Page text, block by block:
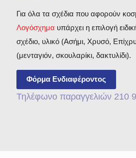
Για όλα τα σχέδια που αφορούν
Λογόσχημα υπάρχει η επιλογή
σχέδιο, υλικό (Ασήμι, Χρυσό,
(μενταγιόν, σκουλαρίκι, δακτυλίδι).
Φόρμα Ενδιαφέροντος
Τηλέφωνο παραγγελιών 210